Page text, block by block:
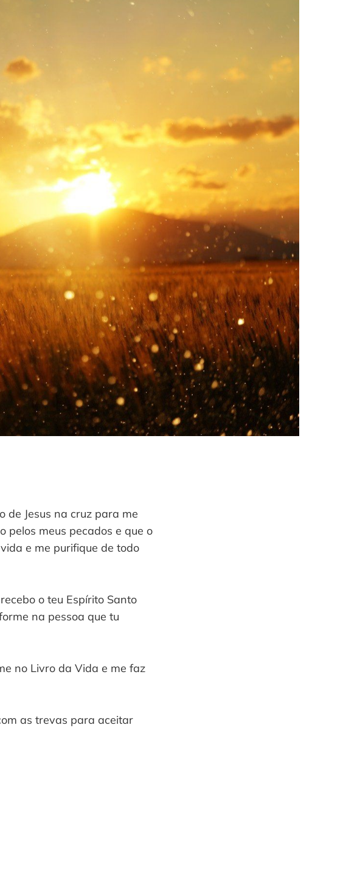
de Jesus na cruz para me
pelos meus pecados e que o
e me purifique de todo
o teu Espírito Santo
na pessoa que tu
no Livro da Vida e me faz
as trevas para aceitar